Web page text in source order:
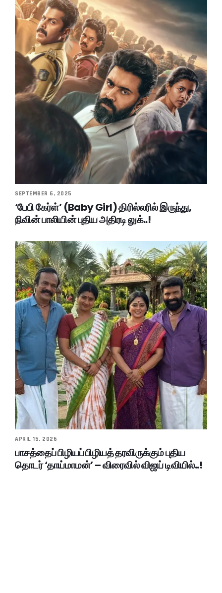
SEPTEMBER 6, 2025
‘பேபி கேர்ள்’ (Baby Girl) திரில்லரில் இருந்து,
நிவின் பாலியின் புதிய அதிரடி லுக்..!
APRIL 15, 2026
பாசத்தைப் பிழியப் பிழியத் தரவிருக்கும் புதிய
தொடர் ‘தாய்மாமன்’ – விரைவில் விஜய் டிவியில்..!